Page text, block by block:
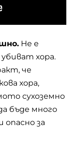
Не е
хора.
че
хора,
сухоземно
бъде много
опасно за